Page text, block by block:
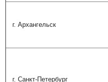
г. Архангельск
г. Санкт-Петербург